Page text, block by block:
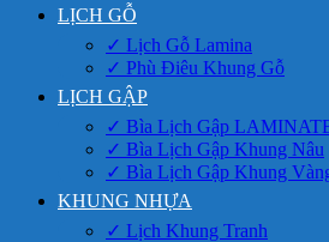
LỊCH GỖ
✓ Lịch Gỗ Lamina
✓ Phù Điêu Khung Gỗ
LỊCH GẬP
✓ Bìa Lịch Gập
✓ Bìa Lịch Gập Khung Nâu
✓ Bìa Lịch Gập Khung
KHUNG NHỰA
✓ Lịch Khung Tranh